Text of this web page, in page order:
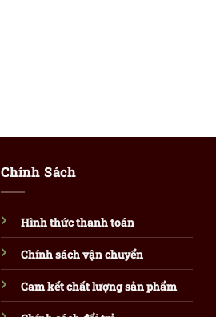
Chính Sách
Hình thức thanh toán
Chính sách vận chuyển
Cam kết chất lượng sản phẩm